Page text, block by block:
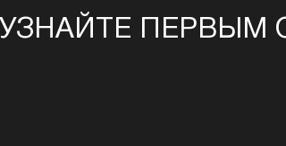
УЗНАЙТЕ ПЕРВЫМ